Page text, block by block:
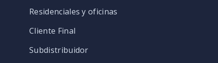
Residenciales y oficinas
Cliente Final
Subdistribuidor